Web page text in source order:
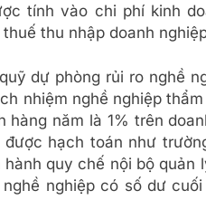
tính vào chi phí kinh
thu nhập doanh
dự phòng rủi ro nghề
nhiệm nghề nghiệp
hàng năm là 1% trên
hạch toán như
hành quy chế nội bộ quản
nghiệp có số dư